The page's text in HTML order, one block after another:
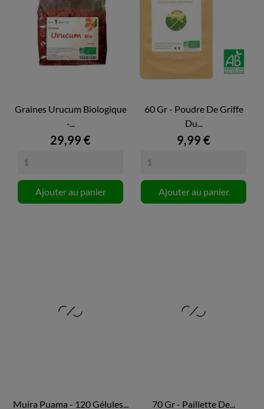
Graines Urucum Biologique
-...
29,99 €
Ajouter au panier
60 Gr - Poudre De Griffe
Du...
9,99 €
Ajouter au panier
Muira Puama - 120 Gélules... 70 Gr - Paillette De...